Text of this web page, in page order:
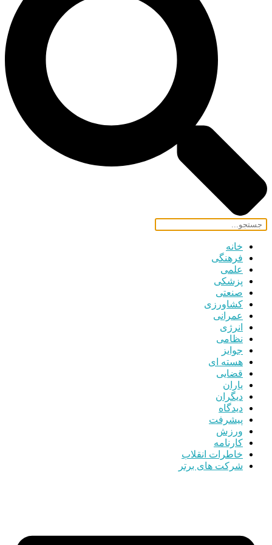
خانه
فرهنگی
علمی
پزشکی
صنعتی
کشاورزی
عمرانی
انرژی
نظامی
جوایز
هسته ای
قضایی
یاران
دیگران
دیدگاه
پیشرفت
ورزش
کارنامه
خاطرات انقلاب
شرکت های برتر